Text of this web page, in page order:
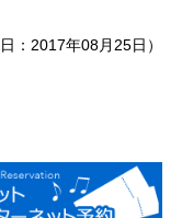
日：2017年08月25日）